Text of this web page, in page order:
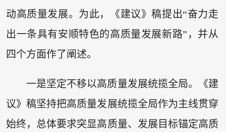
动高质量发展。为此，《建议》稿提出“奋力走
出一条具有安顺特色的高质量发展新路”，并从
四个方面作了阐述。
一是坚定不移以高质量发展统揽全局。《建
议》稿坚持把高质量发展统揽全局作为主线贯穿
始终，总体要求突显高质量、发展目标锚定高质